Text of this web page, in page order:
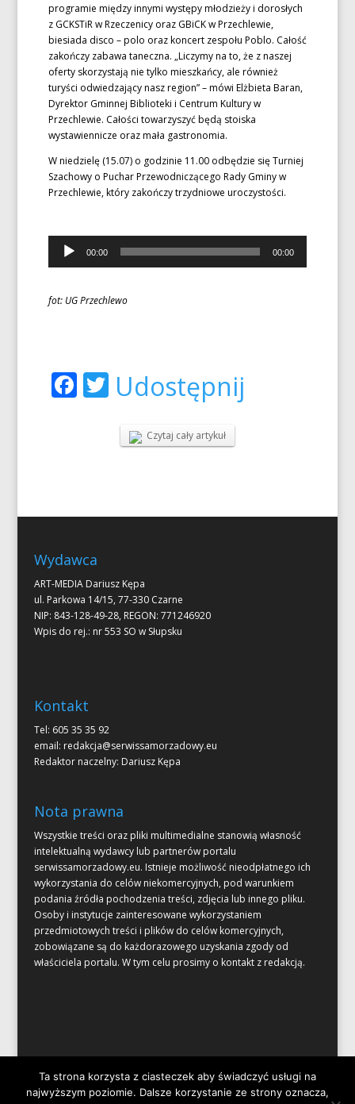
programie między innymi występy młodzieży i dorosłych
z GCKSTiR w Rzeczenicy oraz GBiCK w Przechlewie,
biesiada disco – polo oraz koncert zespołu Poblo. Całość
zakończy zabawa taneczna. „Liczymy na to, że z naszej
oferty skorzystają nie tylko mieszkańcy, ale również
turyści odwiedzający nasz region” – mówi Elżbieta Baran,
Dyrektor Gminnej Biblioteki i Centrum Kultury w
Przechlewie. Całości towarzyszyć będą stoiska
wystawiennicze oraz mała gastronomia.
W niedzielę (15.07) o godzinie 11.00 odbędzie się Turniej
Szachowy o Puchar Przewodniczącego Rady Gminy w
Przechlewie, który zakończy trzydniowe uroczystości.
Odtwarzacz
plików
00:00 00:00
fot: UG Przechlewo
Facebook
Twitter
Udostępnij
Czytaj cały artykuł
Wydawca
ART-MEDIA Dariusz Kępa
ul. Parkowa 14/15, 77-330 Czarne
NIP: 843-128-49-28, REGON: 771246920
Wpis do rej.: nr 553 SO w Słupsku
Kontakt
Tel: 605 35 35 92
email: redakcja@serwissamorzadowy.eu
Redaktor naczelny: Dariusz Kępa
Nota prawna
Wszystkie treści oraz pliki multimedialne stanowią własność
intelektualną wydawcy lub partnerów portalu
serwissamorzadowy.eu. Istnieje możliwość nieodpłatnego ich
wykorzystania do celów niekomercyjnych, pod warunkiem
podania źródła pochodzenia treści, zdjęcia lub innego pliku.
Osoby i instytucje zainteresowane wykorzystaniem
przedmiotowych treści i plików do celów komercyjnych,
zobowiązane są do każdorazowego uzyskania zgody od
właściciela portalu. W tym celu prosimy o kontakt z redakcją.
Ta strona korzysta z ciasteczek aby świadczyć usługi na
najwyższym poziomie. Dalsze korzystanie ze strony oznacza,